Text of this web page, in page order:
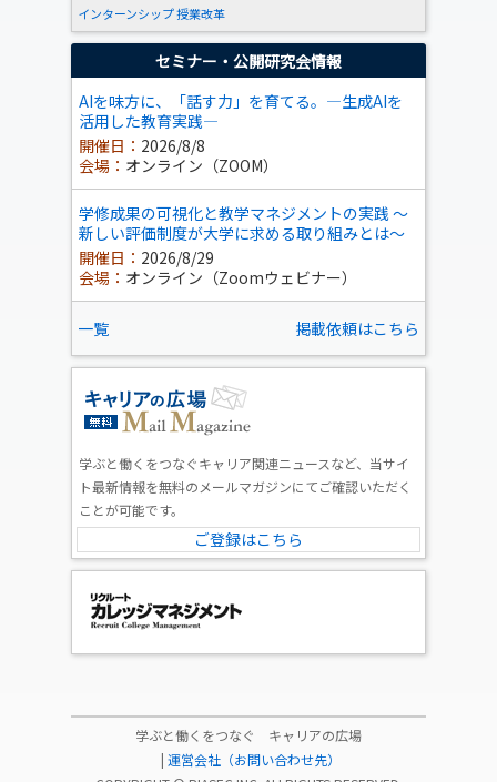
インターンシップ授業改革
セミナー・公開研究会情報
AIを味方に、「話す力」を育てる。―生成AIを
活用した教育実践―
開催日： 2026/8/8
会場： オンライン（ZOOM）
学修成果の可視化と教学マネジメントの実践 ～
新しい評価制度が大学に求める取り組みとは～
開催日： 2026/8/29
会場： オンライン（Zoomウェビナー）
一覧 掲載依頼はこちら
学ぶと働くをつなぐキャリア関連ニュースなど、当サイ
ト最新情報を無料のメールマガジンにてご確認いただく
ことが可能です。
ご登録はこちら
学ぶと働くをつなぐ キャリアの広場
| 運営会社（お問い合わせ先）